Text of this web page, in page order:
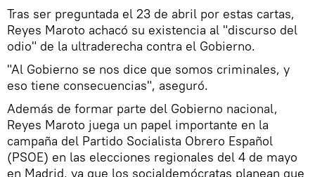
Tras ser preguntada el 23 de abril por estas cartas,
Reyes Maroto achacó su existencia al "discurso del
odio" de la ultraderecha contra el Gobierno.
"Al Gobierno se nos dice que somos criminales, y
eso tiene consecuencias", aseguró.
Además de formar parte del Gobierno nacional,
Reyes Maroto juega un papel importante en la
campaña del Partido Socialista Obrero Español
(PSOE) en las elecciones regionales del 4 de mayo
en Madrid, ya que los socialdemócratas planean que